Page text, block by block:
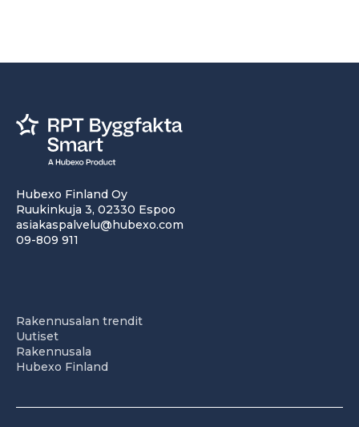
Hubexo Finland Oy
Ruukinkuja 3, 02330 Espoo
asiakaspalvelu@hubexo.com
09-809 911
Rakennusalan trendit
Uutiset
Rakennusala
Hubexo Finland